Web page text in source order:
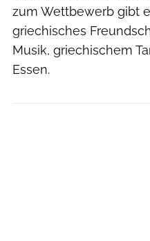
zum Wettbewerb gibt
griechisches
Musik, griechischem
Essen.